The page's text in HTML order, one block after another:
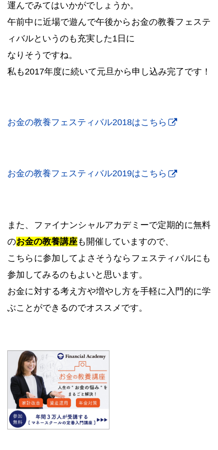
運んでみてはいかがでしょうか。
午前中に近場で遊んで午後からお金の教養フェステ
ィバルというのも充実した1日に
なりそうですね。
私も2017年度に続いて元旦から申し込み完了です！
お金の教養フェスティバル2018はこちら
お金の教養フェスティバル2019はこちら
また、ファイナンシャルアカデミーで定期的に無料
のお金の教養講座も開催していますので、
こちらに参加してよさそうならフェスティバルにも
参加してみるのもよいと思います。
お金に対する考え方や増やし方を手軽に入門的に学
ぶことができるのでオススメです。